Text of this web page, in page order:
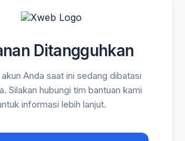
Ditangguhkan
Anda saat ini sedang dibatasi
Silakan hubungi tim bantuan kami
informasi lebih lanjut.